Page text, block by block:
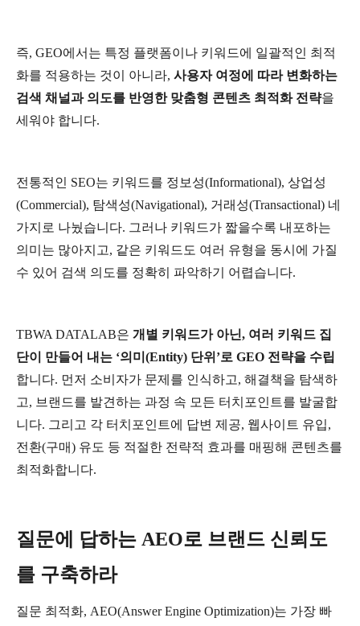
즉, GEO에서는 특정 플랫폼이나 키워드에 일괄적인 최적
화를 적용하는 것이 아니라, 사용자 여정에 따라 변화하는
검색 채널과 의도를 반영한 맞춤형 콘텐츠 최적화 전략을
세워야 합니다.
전통적인 SEO는 키워드를 정보성(Informational), 상업성
(Commercial), 탐색성(Navigational), 거래성(Transactional) 네
가지로 나눴습니다. 그러나 키워드가 짧을수록 내포하는
의미는 많아지고, 같은 키워드도 여러 유형을 동시에 가질
수 있어 검색 의도를 정확히 파악하기 어렵습니다.
TBWA DATALAB은 개별 키워드가 아닌, 여러 키워드 집
단이
만들어 내는 ‘의미 (Entity) 단위 ’로 GEO 전략을 수립
합니다. 먼저 소비자가 문제를 인식하고, 해결책을 탐색하
고, 브랜드를 발견하는 과정 속 모든 터치포인트를 발굴합
니다. 그리고 각 터치포인트에 답변 제공, 웹사이트 유입,
전환(구매) 유도 등 적절한 전략적 효과를 매핑해 콘텐츠를
최적화합니다.
질문에 답하는 AEO로 브랜드 신뢰도
를 구축하라
질문 최적화, AEO(Answer Engine Optimization)는 가장 빠